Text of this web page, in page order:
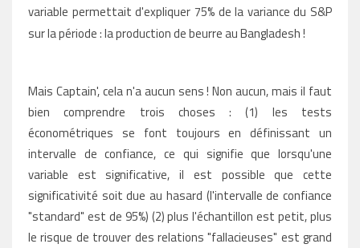
variable permettait d'expliquer 75% de la variance du S&P
sur la période : la production de beurre au Bangladesh !
Mais Captain', cela n'a aucun sens ! Non aucun, mais il faut
bien comprendre trois choses : (1) les tests
économétriques se font toujours en définissant un
intervalle de confiance, ce qui signifie que lorsqu'une
variable est significative, il est possible que cette
significativité soit due au hasard (l'intervalle de confiance
"standard" est de 95%) (2) plus l'échantillon est petit, plus
le risque de trouver des relations "fallacieuses" est grand